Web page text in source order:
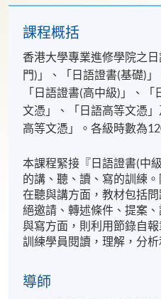
課程概括
香港大學專業進修學院之
門)」、「日語證書(基礎)
「日語證書(高中級)」、
文憑」、「日語高等文憑
高等文憑」。各級時數為
本課程緊接『日語證書(中
的講、聽、讀、寫的訓練
在聽與講方面，教材包括
絕邀請、轉述條件、提案
與寫方面，則利用節錄自
訓練學員閱讀，理解，分析
導師